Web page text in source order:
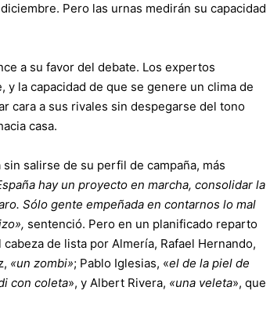
Pero las urnas medirán su capacidad
a su favor del debate. Los expertos
la capacidad de que se genere un clima de
cara a sus rivales sin despegarse del tono
casa.
salirse de su perfil de campaña, más
hay un proyecto en marcha, consolidar la
Sólo gente empeñada en contarnos lo mal
sentenció. Pero en un planificado reparto
de lista por Almería, Rafael Hernando,
«un zombi»; Pablo Iglesias, «el de la piel de
con coleta», y Albert Rivera, «una veleta», que